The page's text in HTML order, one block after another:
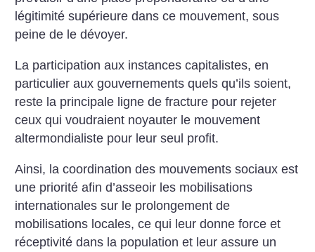
légitimité supérieure dans ce mouvement, sous
peine de le dévoyer.
La participation aux instances capitalistes, en
particulier aux gouvernements quels qu’ils soient,
reste la principale ligne de fracture pour rejeter
ceux qui voudraient noyauter le mouvement
altermondialiste pour leur seul profit.
Ainsi, la coordination des mouvements sociaux est
une priorité afin d’asseoir les mobilisations
internationales sur le prolongement de
mobilisations locales, ce qui leur donne force et
réceptivité dans la population et leur assure un